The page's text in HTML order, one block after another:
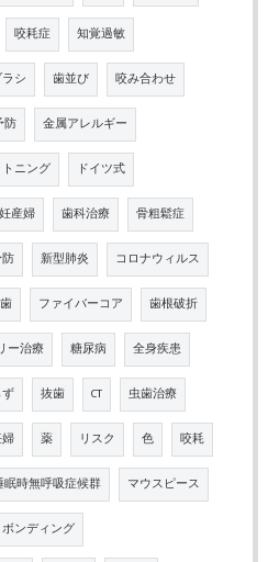
咬耗症 知覚過敏
シ 歯並び 咬み合わせ
防 金属アレルギー
ニング ドイツ式
妊産婦 歯科治療 骨粗鬆症
新型肺炎 コロナウィルス
ファイバーコア 歯根破折
ー治療 糖尿病 全身疾患
抜歯 CT 虫歯治療
薬 リスク 色 咬耗
眠時無呼吸症候群 マウスピース
ンディング